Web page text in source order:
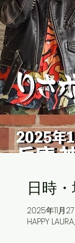
日時
2025年11月
HAPPY